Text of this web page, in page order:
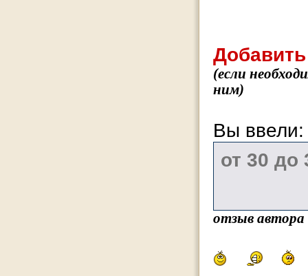
(если
ним)
Вы
отзыв